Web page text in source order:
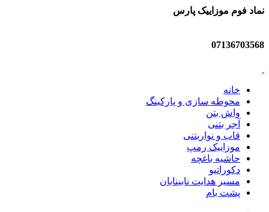
نماد فوم موزاییک پارس
07136703568
خانه
محوطه سازی و پارکینگ
واش بتن
آجر بتنی
قاب و نواربتنی
موزاییک رمپ
حاشیه باغچه
دکوراتیو
مسیر هدایت نابینایان
پشت بام